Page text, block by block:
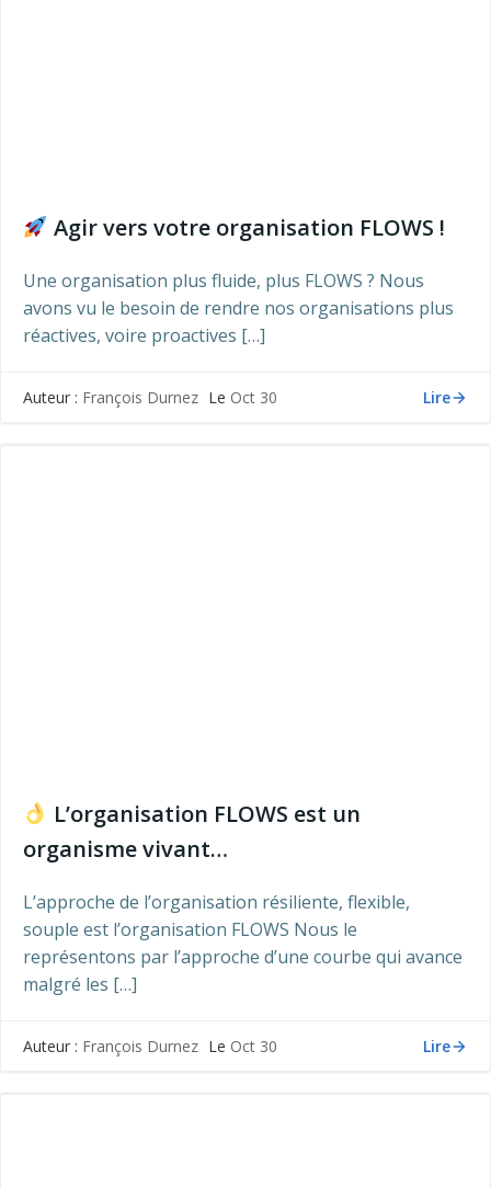
Agir vers votre organisation FLOWS !
Une organisation plus fluide, plus FLOWS ? Nous
avons vu le besoin de rendre nos organisations plus
réactives, voire proactives […]
Auteur : François Durnez Le Oct 30 Lire
L’organisation FLOWS est un
organisme vivant…
L’approche de l’organisation résiliente, flexible,
souple est l’organisation FLOWS Nous le
représentons par l’approche d’une courbe qui avance
malgré les […]
Auteur : François Durnez Le Oct 30 Lire